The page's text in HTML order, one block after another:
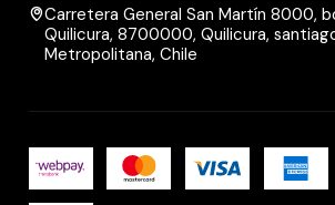
Carretera General San Martín 8000,
Quilicura, 8700000, Quilicura,
Metropolitana, Chile